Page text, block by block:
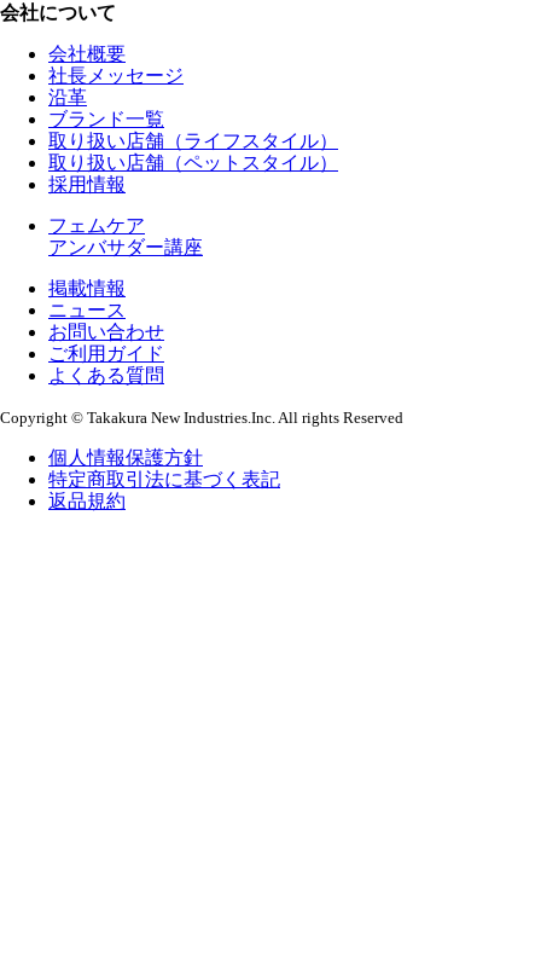
会社について
会社概要
社長メッセージ
沿革
ブランド一覧
取り扱い店舗（ライフスタイル）
取り扱い店舗（ペットスタイル）
採用情報
フェムケア
アンバサダー講座
掲載情報
ニュース
お問い合わせ
ご利用ガイド
よくある質問
Copyright © Takakura New Industries.Inc. All rights Reserved
個人情報保護方針
特定商取引法に基づく表記
返品規約